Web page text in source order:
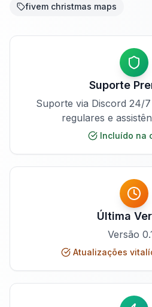
fivem christmas maps
Suporte
Suporte via Discord 24/
regulares e
Incluído na
Última
Versão
Atualizações